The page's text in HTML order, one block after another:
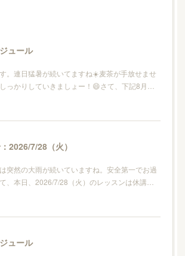
ュール
。連日猛暑が続いてますね☀️麦茶が手放せませ
っかりしていきましょー！😄さて、下記8月…
2026/7/28（火）
突然の大雨が続いていますね。安全第一でお過
、本日、2026/7/28（火）のレッスンは休講…
ュール